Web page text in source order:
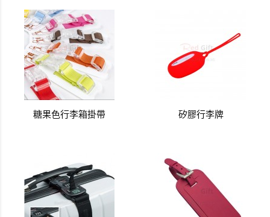
糖果色行李箱掛帶 矽膠行李牌